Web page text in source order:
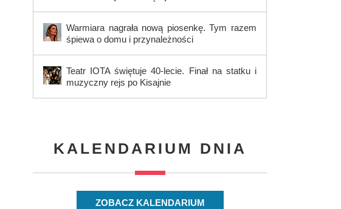
Warmiara nagrała nową piosenkę. Tym razem
śpiewa o domu i przynależności
Teatr IOTA świętuje 40-lecie. Finał na statku i
muzyczny rejs po Kisajnie
KALENDARIUM DNIA
ZOBACZ KALENDARIUM